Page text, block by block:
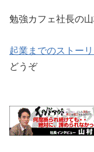
勉強カフェ社長の山
起業までのストー
どうぞ